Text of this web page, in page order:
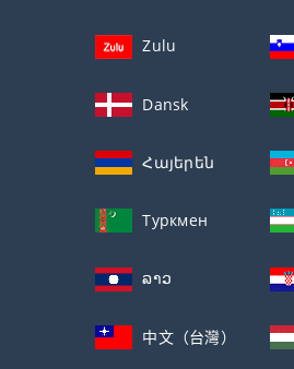
Zulu
Dansk
Հայերեն
Туркмен
ລາວ
中文（台灣）